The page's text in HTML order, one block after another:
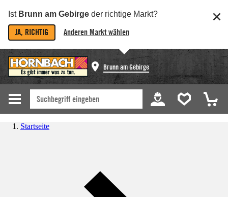
Ist Brunn am Gebirge der richtige Markt?
JA, RICHTIG Anderen Markt wählen
Brunn am Gebirge
Startseite